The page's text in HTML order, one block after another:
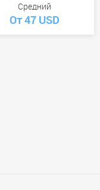
Средний
От 47 USD